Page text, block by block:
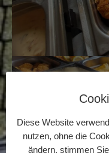
Diese Website
nutzen, ohne die
ändern, stimmen